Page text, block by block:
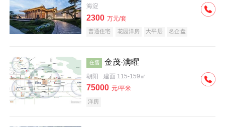
海淀
2300 万元/套
普通住宅 花园洋房 大平层
名企盘
在售 金茂·满曜
朝阳 建面 115-159㎡
75000 元/平米
洋房